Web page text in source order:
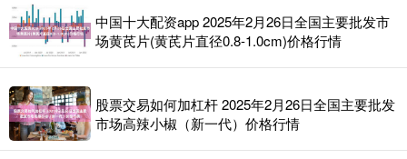
中国十大配资app 2025年2月26日全国主要批发市
场黄芪片(黄芪片直径0.8-1.0cm)价格行情
股票交易如何加杠杆 2025年2月26日全国主要批发
市场高辣小椒（新一代）价格行情